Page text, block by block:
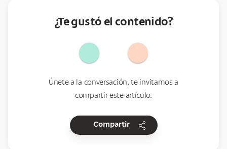
¿Te gustó el contenido?
Únete a la conversación, te invitamos a
compartir este artículo.
Compartir share